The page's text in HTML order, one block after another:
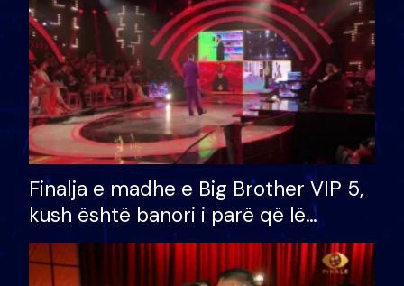
Finalja e madhe e Big Brother VIP 5,
kush është banori i parë që lë
shtëpinë dhe humb mundësinë për
të fituar çmimin e madh